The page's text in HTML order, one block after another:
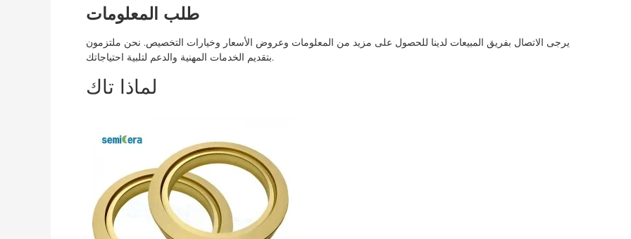
طلب المعلومات
يرجى الاتصال بفريق المبيعات لدينا للحصول على مزيد من المعلومات وعروض الأسعار وخيارات التخصيص. نحن ملتزمون
بتقديم الخدمات المهنية والدعم لتلبية احتياجاتك.
لماذا تاك